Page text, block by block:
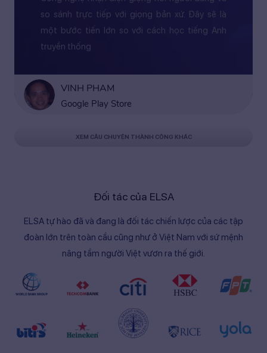
so sánh trực tiếp với giọng bản xứ. Đây sẽ là
một bước tiến lớn so với cách học tiếng Anh
truyền thống
VINH PHAM
Google Play Store
XEM CÂU CHUYỆN THÀNH CÔNG KHÁC
Đối tác của ELSA
ELSA tự hào đã và đang là đối tác chiến lược của các tập
đoàn lớn trên toàn cầu cũng như ở Việt Nam với sứ mệnh
nâng tầm người Việt vươn ra thế giới.